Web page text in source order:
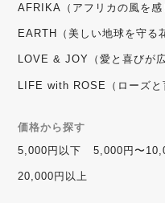
AFRIKA（アフリカの風を感
EARTH（美しい地球を守る
LOVE & JOY（愛と喜びが
LIFE with ROSE（ローズと
価格から探す
5,000円以下
5,000円〜
20,000円以上